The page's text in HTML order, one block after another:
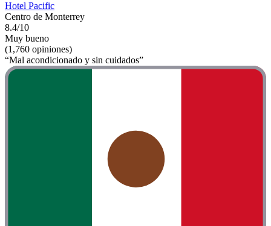
Hotel Pacific
Centro de Monterrey
8.4/10
Muy bueno
(1,760 opiniones)
“Mal acondicionado y sin cuidados”